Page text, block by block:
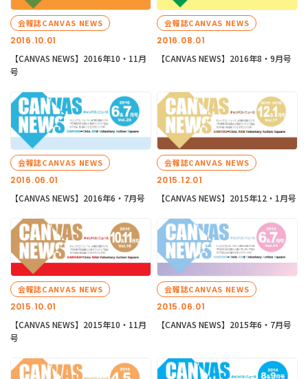
2016.10.01
会報誌CANVAS NEWS
【CANVAS NEWS】2016年10・11月
号
2016.08.01
会報誌CANVAS NEWS
【CANVAS NEWS】2016年8・9月号
2016.06.01
会報誌CANVAS NEWS
【CANVAS NEWS】2016年6・7月号
2015.12.01
会報誌CANVAS NEWS
【CANVAS NEWS】2015年12・1月号
2015.10.01
会報誌CANVAS NEWS
【CANVAS NEWS】2015年10・11月
号
2015.06.01
会報誌CANVAS NEWS
【CANVAS NEWS】2015年6・7月号